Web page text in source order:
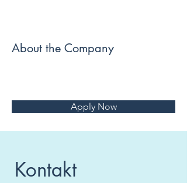
About the Company
Apply Now
Kontakt